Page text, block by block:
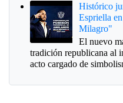
Histórico
Espriella
Milagro"
El nuevo
tradición republicana al
acto cargado de